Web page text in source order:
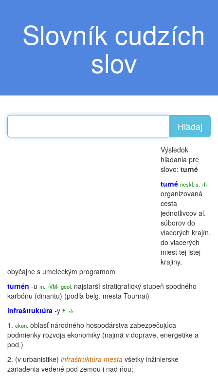
Slovník cudzích
slov
Hľadaj
Výsledok
hľadania pre
slovo: turné
turné neskl. s. ‹f›
organizovaná
cesta
jednotlivcov al.
súborov do
viacerých krajín,
do viacerých
miest tej istej
krajiny,
obyčajne s umeleckým programom
turnén -u m. ‹VM› geol. najstarší stratigrafický stupeň spodného
karbónu (dinantu) (podľa belg. mesta Tournai)
infraštruktúra -y ž. ‹l›
1. ekon. oblasť národného hospodárstva zabezpečujúca
podmienky rozvoja ekonomiky (najmä v doprave, energetike a
pod.)
2. (v urbanistike) infraštruktúra mesta všetky inžinierske
zariadenia vedené pod zemou i nad ňou;